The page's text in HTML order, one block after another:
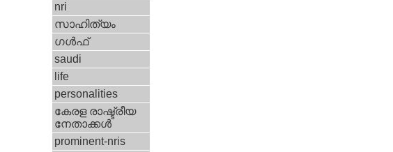
nri
സാഹിത്യം
ഗള്‍ഫ്‌
saudi
life
personalities
കേരള രാഷ്ട്രീയ
നേതാക്കള്‍
prominent-nris